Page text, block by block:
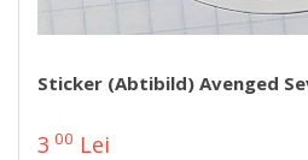
Sticker (abtibild) Avenged
3 00 Lei